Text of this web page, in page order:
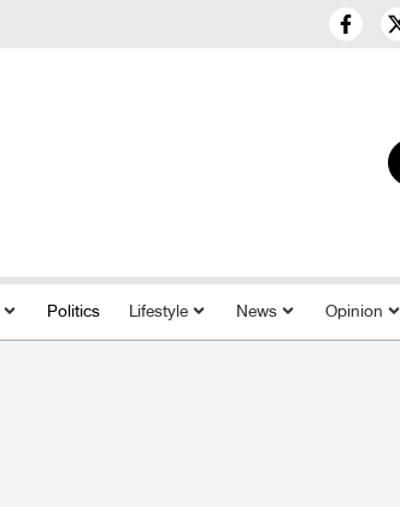
Politics Lifestyle News Opinion